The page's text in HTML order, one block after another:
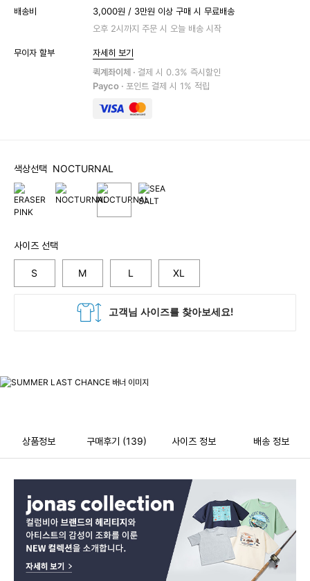
배송비
3,000원 / 3만원 이상 구매 시 무료배송
오후 2시까지 주문 시 오늘 배송 시작
무이자 할부
자세히 보기
퀵계좌이체 · 결제 시 0.3% 즉시할인
Payco · 포인트 결제 시 1% 적립
색상선택 NOCTURNAL
사이즈 선택
S M L XL
상품정보 구매후기 (139) 사이즈 정보 배송 정보